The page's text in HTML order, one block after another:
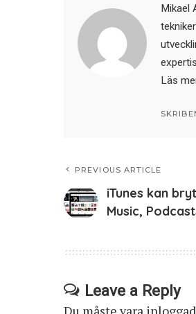
Mikael
Läs
PREVIOUS ARTICLE
iTunes kan
Music,
Leave a Reply